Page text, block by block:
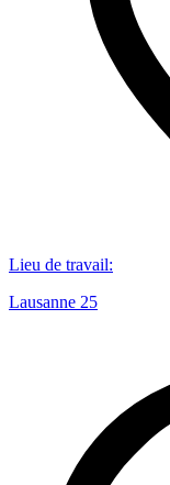
Lieu de travail:
Lausanne 25